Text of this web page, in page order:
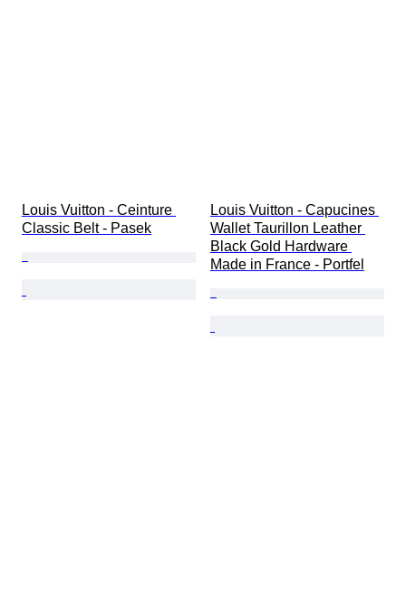
Louis Vuitton - Ceinture
Classic Belt - Pasek
Louis Vuitton - Capucines
Wallet Taurillon Leather
Black Gold Hardware
Made in France - Portfel